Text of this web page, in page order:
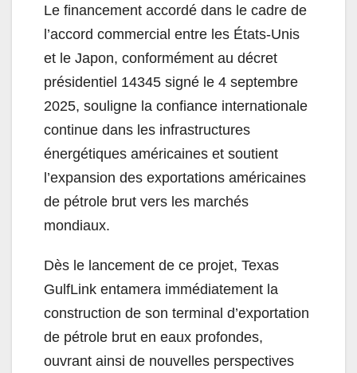
Le financement accordé dans le cadre de
l’accord commercial entre les États-Unis
et le Japon, conformément au décret
présidentiel 14345 signé le 4 septembre
2025, souligne la confiance internationale
continue dans les infrastructures
énergétiques américaines et soutient
l’expansion des exportations américaines
de pétrole brut vers les marchés
mondiaux.
Dès le lancement de ce projet, Texas
GulfLink entamera immédiatement la
construction de son terminal d’exportation
de pétrole brut en eaux profondes,
ouvrant ainsi de nouvelles perspectives